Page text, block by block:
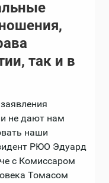
так и в
не дают нам
наши
РЮО Эдуард
с Комиссаром
Томасом